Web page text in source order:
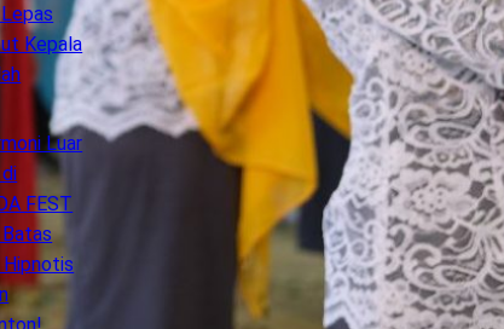
Harmoni Luar Biasa di ISSUDA FEST
Ke-9: Batas Senja Hipnotis Ribuan